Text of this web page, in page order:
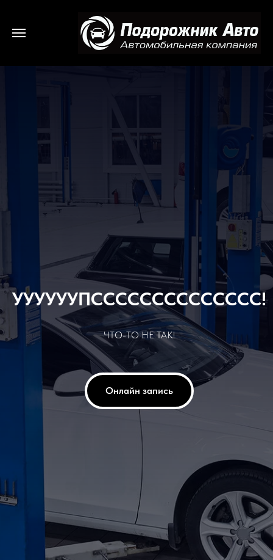
УУУУУУПСССССССССССССС!
ЧТО-ТО НЕ ТАК!
Онлайн запись